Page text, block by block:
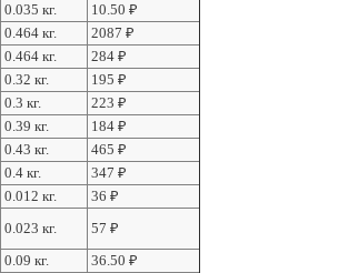
0.035 кг. 10.50 ₽
0.464 кг. 2087 ₽
0.464 кг. 284 ₽
0.32 кг. 195 ₽
0.3 кг. 223 ₽
0.39 кг. 184 ₽
0.43 кг. 465 ₽
0.4 кг. 347 ₽
0.012 кг. 36 ₽
0.023 кг. 57 ₽
0.09 кг. 36.50 ₽